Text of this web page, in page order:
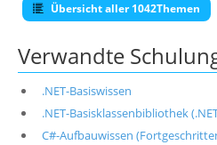
Übersicht aller 1042Themen
Verwandte
.NET-Basiswissen
.NET-Basisklassenbibliothek
C#-Aufbauwissen